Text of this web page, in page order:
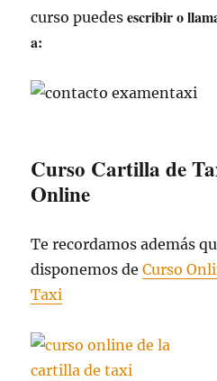
curso puedesescribir o
a:
Curso Cartilla de
Online
Te recordamos además
disponemos deCurso
Taxi